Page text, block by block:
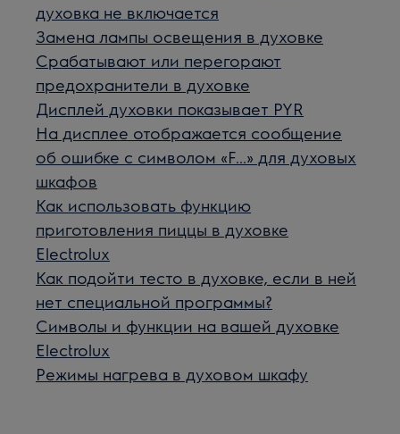
духовка не включается
Замена лампы освещения в духовке
Срабатывают или перегорают
предохранители в духовке
Дисплей духовки показывает PYR
На дисплее отображается сообщение
об ошибке с символом «F...» для духовых
шкафов
Как использовать функцию
приготовления пиццы в духовке
Electrolux
Как подойти тесто в духовке, если в ней
нет специальной программы?
Символы и функции на вашей духовке
Electrolux
Режимы нагрева в духовом шкафу